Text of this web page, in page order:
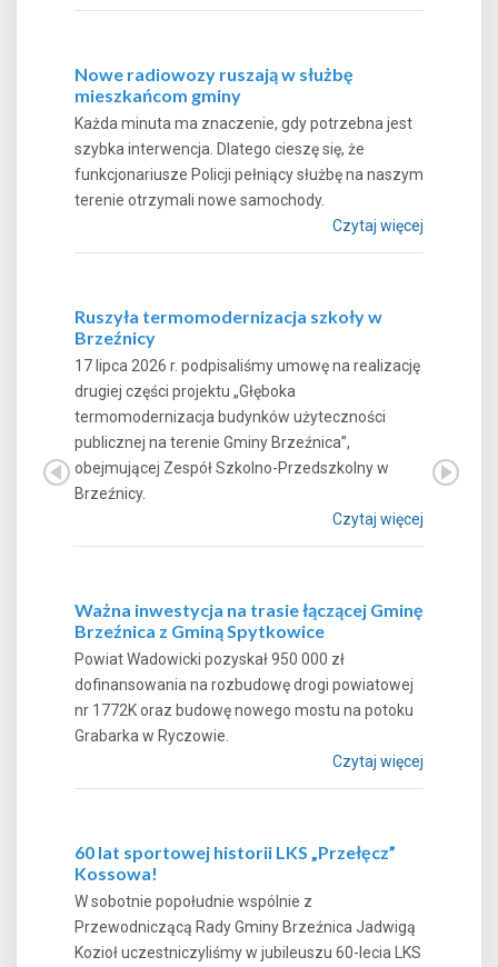
Nowe radiowozy ruszają w służbę
mieszkańcom gminy
Każda minuta ma znaczenie, gdy potrzebna jest
szybka interwencja. Dlatego cieszę się, że
funkcjonariusze Policji pełniący służbę na naszym
terenie otrzymali nowe samochody.
Czytaj więcej
Ruszyła termomodernizacja szkoły w
Brzeźnicy
17 lipca 2026 r. podpisaliśmy umowę na realizację
drugiej części projektu „Głęboka
termomodernizacja budynków użyteczności
publicznej na terenie Gminy Brzeźnica”,
obejmującej Zespół Szkolno-Przedszkolny w
Brzeźnicy.
Czytaj więcej
Ważna inwestycja na trasie łączącej Gminę
Brzeźnica z Gminą Spytkowice
Powiat Wadowicki pozyskał 950 000 zł
dofinansowania na rozbudowę drogi powiatowej
nr 1772K oraz budowę nowego mostu na potoku
Grabarka w Ryczowie.
Czytaj więcej
60 lat sportowej historii LKS „Przełęcz”
Kossowa!
W sobotnie popołudnie wspólnie z
Przewodniczącą Rady Gminy Brzeźnica Jadwigą
Kozioł uczestniczyliśmy w jubileuszu 60-lecia LKS